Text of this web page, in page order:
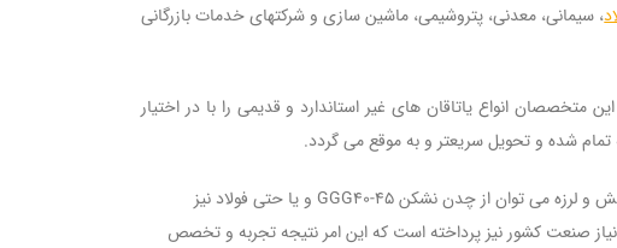
، سیمانی، معدنی، پتروشیمی، ماشین سازی و شرکتهای خدمات بازرگانی
انواع یاتاقان های غیر استاندارد و قدیمی را با در اختیار
شده و تحویل سریعتر و به موقع می گردد.
یاتاقان ها اکثرا ازنوع چدن خاکستری GG20-25 می باشند که در شرایط خاص مانند فشار و ضربه غیر معمول و همچنین وارد شدن تنش و لرزه می توان از چدن نشکن GGG40-45 و یا حتی فولاد نیز
نیاز صنعت کشور نیز پرداخته است که این امر نتیجه تجربه و تخصص